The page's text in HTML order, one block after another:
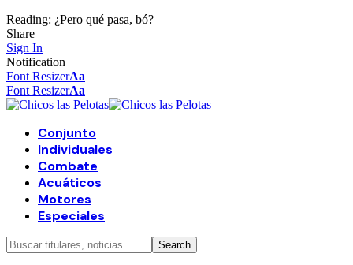
Reading: ¿Pero qué pasa, bó?
Share
Sign In
Notification
Font ResizerAa
Font ResizerAa
Conjunto
Individuales
Combate
Acuáticos
Motores
Especiales